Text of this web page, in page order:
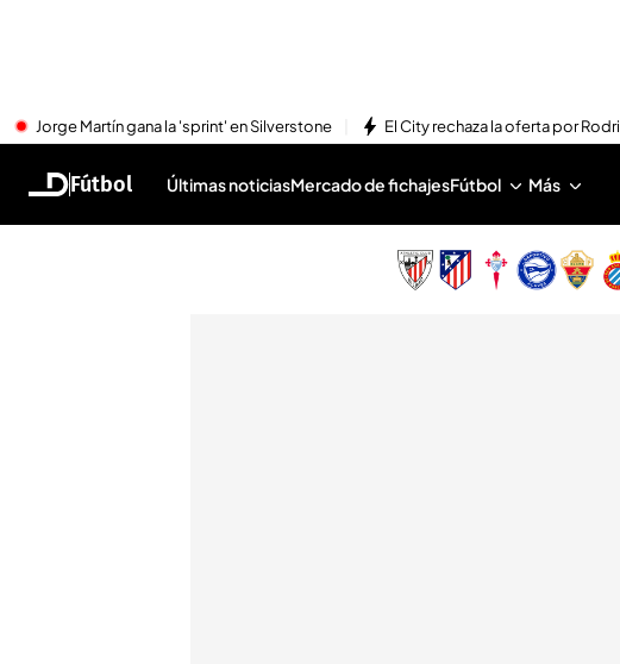
Jorge Martín gana la 'sprint' en Silverstone El City rechaza la oferta por Rodri
Fútbol Últimas noticiasMercado de fichajesFútbol Más